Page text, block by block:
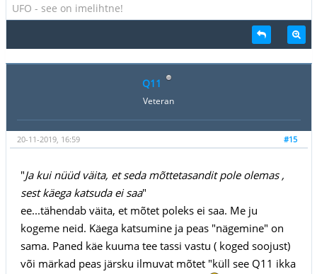
UFO - see on imelihtne!
Q11
Veteran
#15
20-11-2019, 16:59
"Ja kui nüüd väita, et seda mõttetasandit pole olemas ,
sest käega katsuda ei saa"
ee...tähendab väita, et mõtet poleks ei saa. Me ju
kogeme neid. Käega katsumine ja peas "nägemine" on
sama. Paned käe kuuma tee tassi vastu ( koged soojust)
või märkad peas järsku ilmuvat mõtet "küll see Q11 ikka